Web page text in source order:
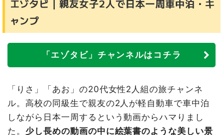
エゾタビ｜親友女子2人で日本一周車中泊・キ
ャンプ
「エゾタビ」チャンネルはコチラ
「りさ」「あお」の20代女性2人組の旅チャンネ
ル。高校の同級生で親友の2人が軽自動車で車中泊
しながら日本一周するという動画からハマりまし
た。 少し長めの動画の中に絵葉書のような美しい景